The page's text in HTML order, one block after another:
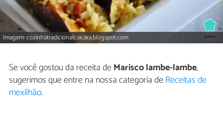
Imagem: cozinhatradicionalcaicara.blogspot.com
Se você gostou da receita deMarisco lambe-lambe,
sugerimos que entre na nossa categoria deReceitas de
mexilhão.